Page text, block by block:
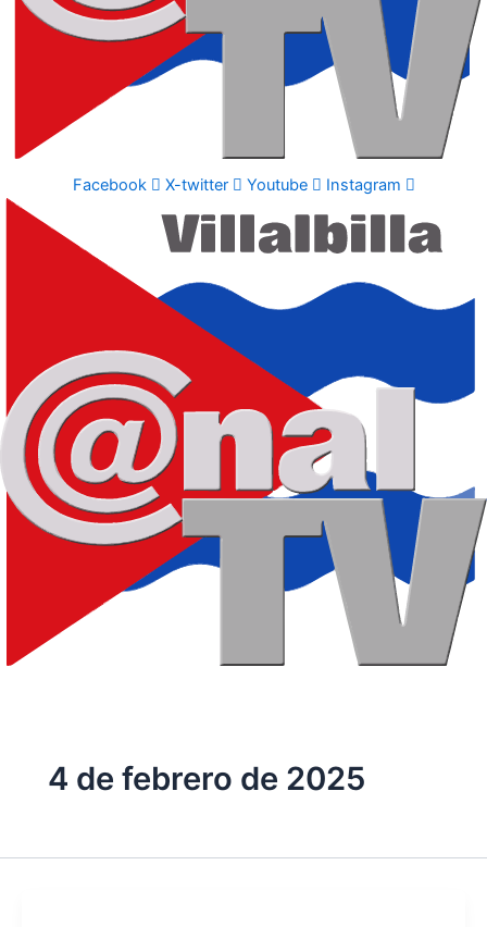
Facebook X-twitter Youtube Instagram
4 de febrero de 2025